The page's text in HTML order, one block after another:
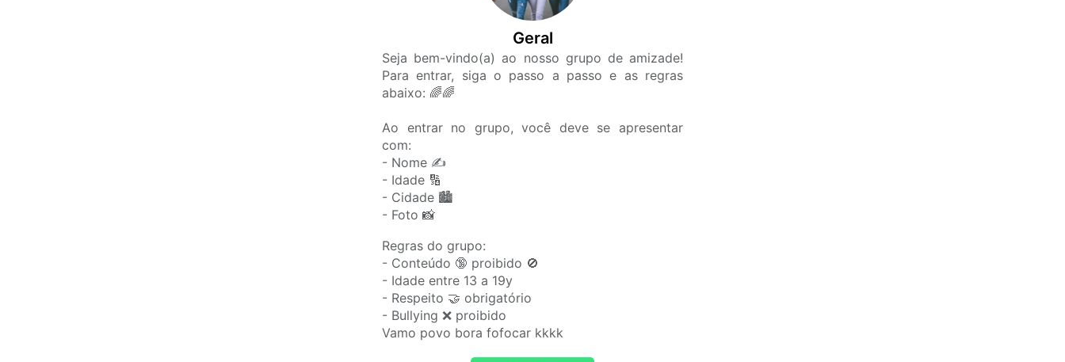
Geral
Seja bem-vindo(a) ao nosso grupo de amizade!
Para entrar, siga o passo a passo e as regras
abaixo: 🌈🌈
Ao entrar no grupo, você deve se apresentar
com:
- Nome ✍️
- Idade 🔢
- Cidade 🏙️
- Foto 📸
Regras do grupo:
- Conteúdo 🔞 proibido 🚫
- Idade entre 13 a 19y
- Respeito 🤝 obrigatório
- Bullying ❌ proibido
Vamo povo bora fofocar kkkk